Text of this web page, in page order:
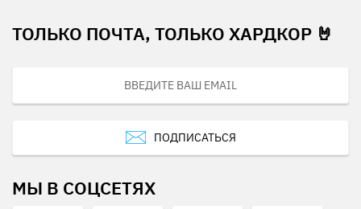
ТОЛЬКО ПОЧТА, ТОЛЬКО ХАРДКОР 🤘
ПОДПИСАТЬСЯ
МЫ В СОЦСЕТЯХ